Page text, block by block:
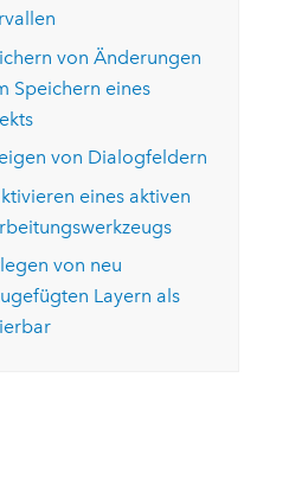
von Änderungen
Speichern eines
von Dialogfeldern
eines aktiven
von neu
Layern als